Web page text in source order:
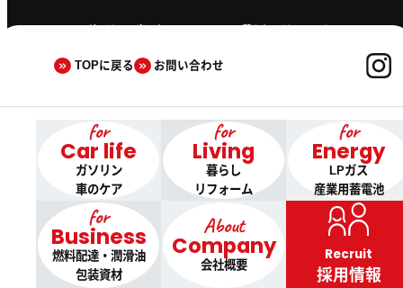
TOPに戻る お問い合わせ
for
Car life
ガソリン
車のケア
for
Living
暮らし
リフォーム
for
Energy
LPガス
産業用蓄電池
for
Business
燃料配達・潤滑油
包装資材
About
Company
会社概要
Recruit
採用情報
燃料配達・潤滑油・包装資材
会社概要
©2024 Matsumoto oil store Co.,Ltd.